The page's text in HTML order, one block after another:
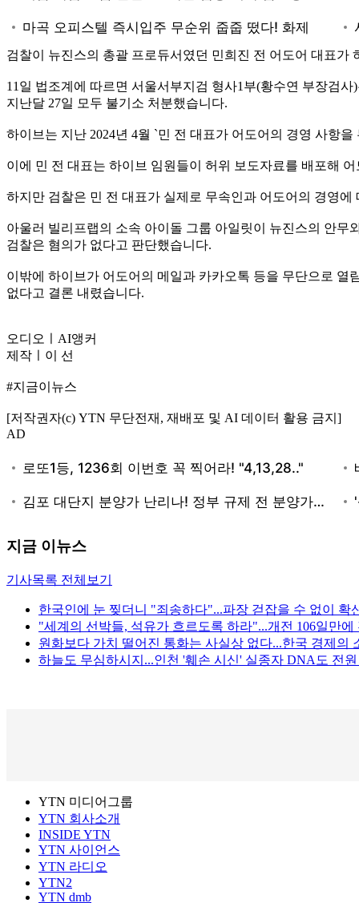
검찰이 뉴진스의 총괄 프로듀서였던 민희진 전 어도어 대표가
11일 법조계에 따르면 서울서부지검 형사1부(황수연 부장검
지난달 27일 모두 불기소 처분했습니다.
하이브는 지난 2024년 4월 `민 전 대표가 어도어의 경영 사항
이에 민 전 대표는 하이브 임원들이 허위 보도자료를 배포해
하지만 검찰은 민 전 대표가 실제로 무속인과 어도어의 경영
아울러 빌리프랩의 소속 아이돌 그룹 아일릿이 뉴진스의 안
검찰은 혐의가 없다고 판단했습니다.
이밖에 하이브가 어도어의 메일과 카카오톡 등을 무단으로
없다고 결론 내렸습니다.
오디오ㅣAI앵커
제작ㅣ이 선
#지금이뉴스
[저작권자(c) YTN 무단전재, 재배포 및 AI 데이터 활용 금지]
AD
지금 이뉴스
기사목록 전체보기
한국인에 눈 찢더니 "죄송하다"...파장 걷잡을 수 없이 확
"세계의 선박들, 석유가 흐르도록 하라"...개전 106일만에
원화보다 가치 떨어진 통화는 사실상 없다...한국 경제의
하늘도 무심하시지...인천 '훼손 시신' 실종자 DNA도 전
YTN 미디어그룹
YTN 회사소개
INSIDE YTN
YTN 사이언스
YTN 라디오
YTN2
YTN dmb